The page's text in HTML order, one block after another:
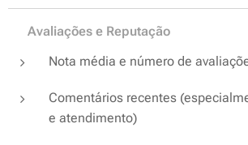
⭐ Avaliações e Reputação
Nota média e número de
Comentários recentes
e atendimento)